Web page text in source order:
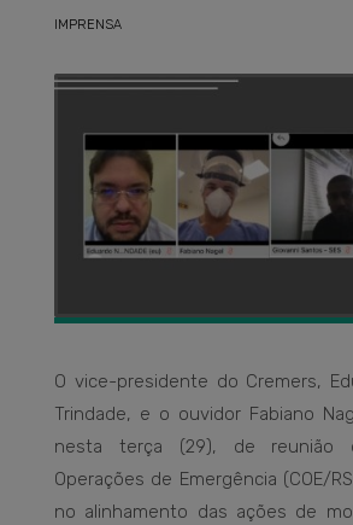
IMPRENSA
O vice-presidente do Cremers,
Trindade, e o ouvidor Fabiano
nesta terça (29), de reunião
Operações de Emergência (COE/
no alinhamento das ações de